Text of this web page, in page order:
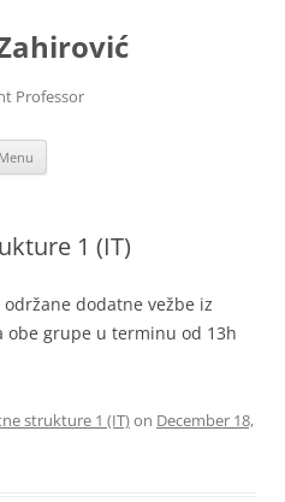
Professor
Menu
1 (IT)
dodatne vežbe iz
obe grupe u terminu od 13h
strukture 1 (IT)on December 18,